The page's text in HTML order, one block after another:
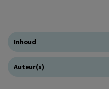
Inhoud
Auteur(s)